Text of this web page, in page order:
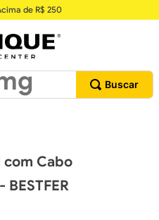
de R$ 250
com Cabo